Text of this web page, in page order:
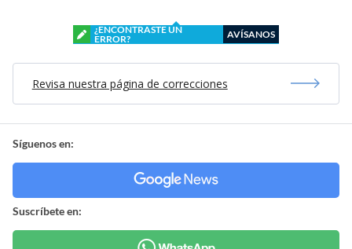
¿ENCONTRASTE UN
ERROR?
AVÍSANOS
Revisa nuestra página de correcciones
Síguenos en:
Suscríbete en: